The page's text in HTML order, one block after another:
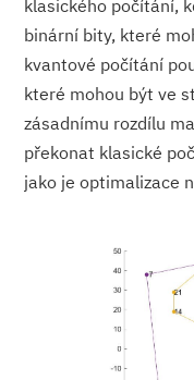
klasického počítání,
binární bity, které
kvantové počítání
které mohou být ve
zásadnímu rozdílu
překonat klasické
jako je optimalizace